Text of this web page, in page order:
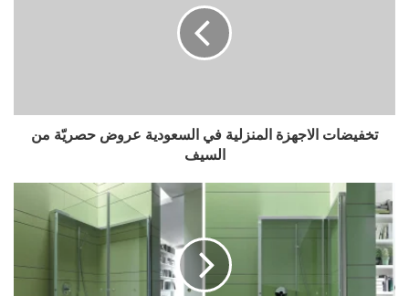
تخفيضات الاجهزة المنزلية في السعودية عروض حصريّة من
السيف